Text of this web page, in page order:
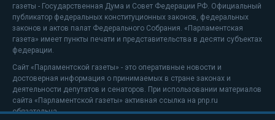
газеты - Государственная Дума и Совет Федерации РФ. Официальный
публикатор федеральных конституционных законов, федеральных
законов и актов палат Федерального Собрания. «Парламентская
газета» имеет пункты печати и представительства в десяти субъектах
федерации.
Сайт «Парламентской газеты» - это оперативные новости и
достоверная информация о принимаемых в стране законах и
деятельности депутатов и сенаторов. При использовании материалов
сайта «Парламентской газеты» активная ссылка на pnp.ru
обязательна.